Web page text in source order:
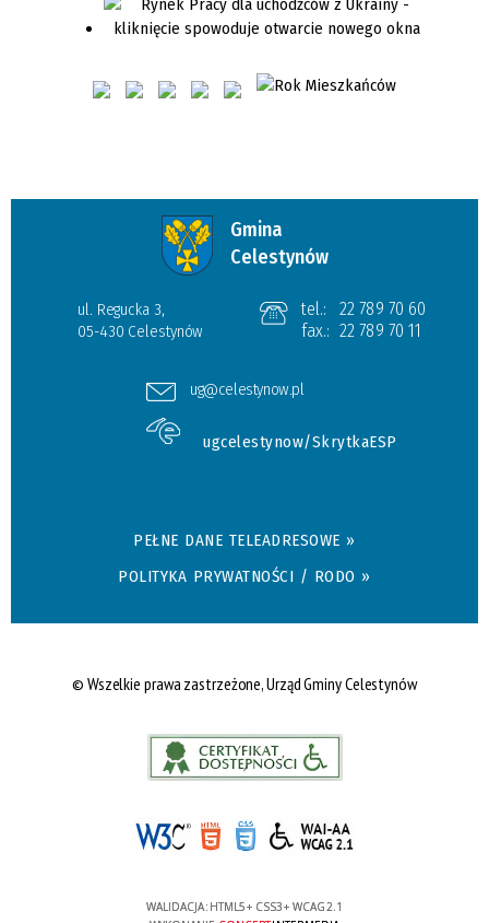
Gmina
Celestynów
ul. Regucka 3,
05-430 Celestynów
tel.:
22 789 70 60
fax.: 22 789 70 11
ug@celestynow.pl
ugcelestynow/SkrytkaESP
PEŁNE DANE TELEADRESOWE »
POLITYKA PRYWATNOŚCI / RODO »
© Wszelkie prawa zastrzeżone, Urząd Gminy Celestynów
WALIDACJA: HTML5+ CSS3+ WCAG 2.1